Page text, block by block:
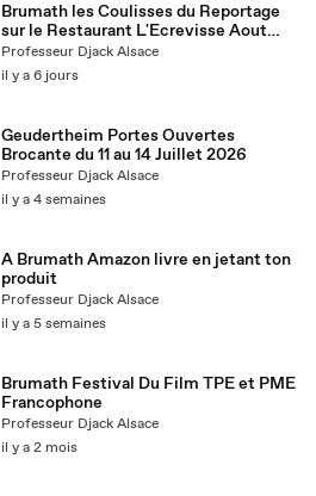
Brumath les Coulisses du Reportage
sur le Restaurant L'Ecrevisse Aout
2026
Professeur Djack Alsace
il y a 6 jours
Geudertheim Portes Ouvertes
Brocante du 11 au 14 Juillet 2026
Professeur Djack Alsace
il y a 4 semaines
A Brumath Amazon livre en jetant ton
produit
Professeur Djack Alsace
il y a 5 semaines
Brumath Festival Du Film TPE et PME
Francophone
Professeur Djack Alsace
il y a 2 mois